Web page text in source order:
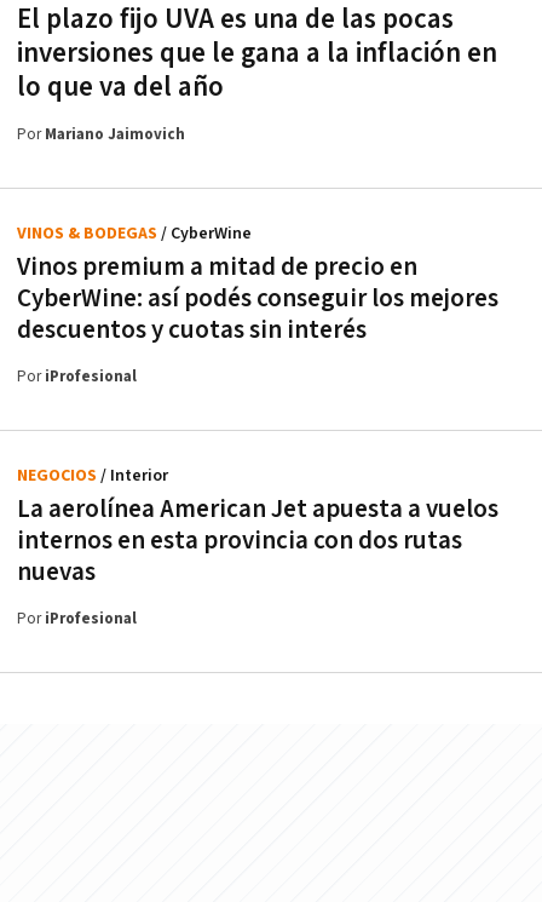
El plazo fijo UVA es una de las pocas
inversiones que le gana a la inflación en
lo que va del año
PorMariano Jaimovich
Vinos premium a mitad de precio en
CyberWine: así podés conseguir los mejores
descuentos y cuotas sin interés
VINOS & BODEGAS / CyberWine
PoriProfesional
La aerolínea American Jet apuesta a vuelos
internos en esta provincia con dos rutas
nuevas
NEGOCIOS / Interior
PoriProfesional